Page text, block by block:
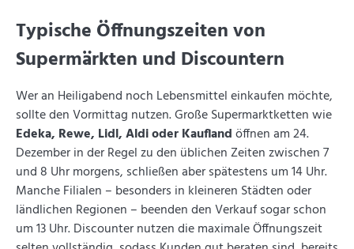
Typische Öffnungszeiten von
Supermärkten und Discountern
Wer an Heiligabend noch Lebensmittel einkaufen möchte,
sollte den Vormittag nutzen. Große Supermarktketten wie
Edeka, Rewe, Lidl, Aldi oder Kauflandöffnen am 24.
Dezember in der Regel zu den üblichen Zeiten zwischen 7
und 8 Uhr morgens, schließen aber spätestens um 14 Uhr.
Manche Filialen – besonders in kleineren Städten oder
ländlichen Regionen – beenden den Verkauf sogar schon
um 13 Uhr. Discounter nutzen die maximale Öffnungszeit